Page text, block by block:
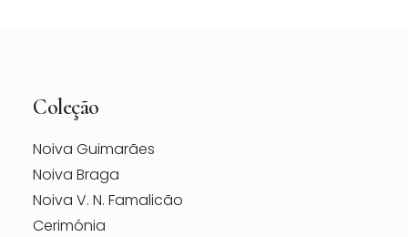
Coleção
Noiva Guimarães
Noiva Braga
Noiva V. N. Famalicão
Cerimónia